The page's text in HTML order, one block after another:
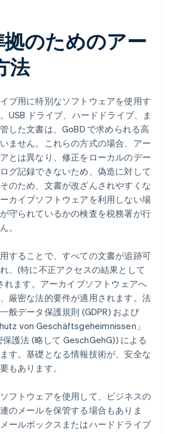
拠のためのアー
法
ブ用に特別なソフトウェアを使用す
USB ドライブ、ハードドライブ、ま
した文書は、GoBD で求められる高
ません。これらの方式の場合、アー
とは異なり、修正をローカルのデー
グ記録できないため、偽造に対して
のため、文書が改ざんされやすくな
カイブソフトウェアを利用しない場
守られているかの検査を税務署が行
。
することで、すべての文書が追跡可
、(特に不正アクセスの結果として
れます。アーカイブソフトウェアへ
厳密な法的要件が適用されます。法
般データ保護規則 (GDPR) および
von Geschäftsgeheimnissen」
護法 (略して GeschGehG)) による
す。基礎となる情報技術が、安全な
もあります。
フトウェアを使用して、ビジネスの
のメールを保管する場合もありま
ールボックスまたはハードドライブ